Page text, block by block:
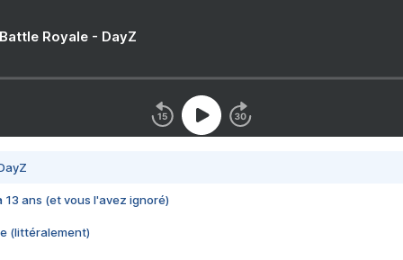
Royale - DayZ
13 ans (et vous l'avez ignoré)
(littéralement)